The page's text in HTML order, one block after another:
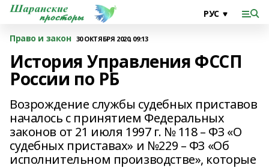
Право и закон 30 ОКТЯБРЯ 2020, 09:13
История Управления ФССП
России по РБ
Возрождение службы судебных приставов
началось с принятием Федеральных
законов от 21 июля 1997 г. № 118 – ФЗ «О
судебных приставах» и №229 – ФЗ «Об
исполнительном производстве», которые